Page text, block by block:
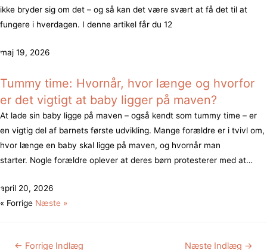
ikke bryder sig om det – og så kan det være svært at få det til at
fungere i hverdagen. I denne artikel får du 12
maj 19, 2026
Tummy time: Hvornår, hvor længe og hvorfor
er det vigtigt at baby ligger på maven?
At lade sin baby ligge på maven – også kendt som tummy time – er
en vigtig del af barnets første udvikling. Mange forældre er i tvivl om,
hvor længe en baby skal ligge på maven, og hvornår man
starter. Nogle forældre oplever at deres børn protesterer med at
april 20, 2026
« Forrige Næste »
Indlægsnavigation
← Forrige Indlæg Næste Indlæg →